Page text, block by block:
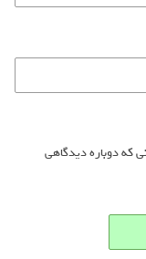
که دوباره دیدگاهی